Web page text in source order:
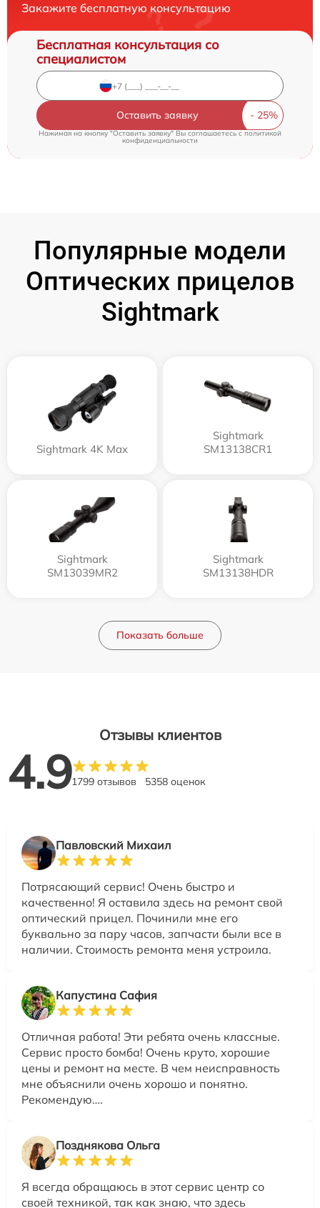
Закажите бесплатную консультацию
Бесплатная консультация со
специалистом
Оставить заявку
Нажимая на кнопку "Оставить заявку" Вы соглашаетесь cполитикой
конфиденциальности
Популярные модели
Оптических прицелов
Sightmark
Sightmark 4K Max
Sightmark
SM13138CR1
Sightmark
SM13039MR2
Sightmark
SM13138HDR
Показать больше
Отзывы клиентов
4.91799 отзывов 5358 оценок
Павловский Михаил
Потрясающий сервис! Очень быстро и
качественно! Я оставила здесь на ремонт свой
оптический прицел. Починили мне его
буквально за пару часов, запчасти были все в
наличии. Стоимость ремонта меня устроила.
Капустина Сафия
Отличная работа! Эти ребята очень классные.
Сервис просто бомба! Очень круто, хорошие
цены и ремонт на месте. В чем неисправность
мне объяснили очень хорошо и понятно.
Рекомендую….
Позднякова Ольга
Я всегда обращаюсь в этот сервис центр со
своей техникой, так как знаю, что здесь